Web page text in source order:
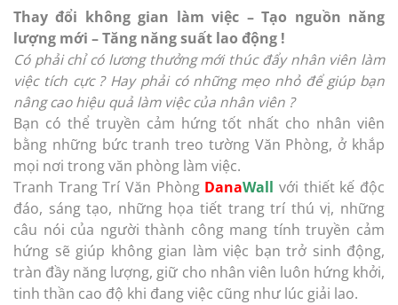
Thay đổi không gian làm việc – Tạo nguồn năng
lượng mới – Tăng năng suất lao động !
Có phải chỉ có lương thưởng mới thúc đẩy nhân viên làm
việc tích cực ? Hay phải có những mẹo nhỏ để giúp bạn
nâng cao hiệu quả làm việc của nhân viên ?
Bạn có thể truyền cảm hứng tốt nhất cho nhân viên
bằng những bức tranh treo tường Văn Phòng, ở khắp
mọi nơi trong văn phòng làm việc.
Tranh Trang Trí Văn Phòng DanaWall với thiết kế độc
đáo, sáng tạo, những họa tiết trang trí thú vị, những
câu nói của người thành công mang tính truyền cảm
hứng sẽ giúp không gian làm việc bạn trở sinh động,
tràn đầy năng lượng, giữ cho nhân viên luôn hứng khởi,
tinh thần cao độ khi đang việc cũng như lúc giải lao.